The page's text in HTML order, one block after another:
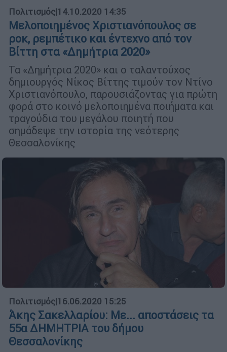
Πολιτισμός|14.10.2020 14:35
Μελοποιημένος Χριστιανόπουλος σε
ροκ, ρεμπέτικο και έντεχνο από τον
Βίττη στα «Δημήτρια 2020»
Τα «Δημήτρια 2020» και o ταλαντούχος
δημιουργός Νίκος Βίττης τιμούν τον Ντίνο
Χριστιανόπουλο, παρουσιάζοντας για πρώτη
φορά στο κοινό μελοποιημένα ποιήματα και
τραγούδια του μεγάλου ποιητή που
σημάδεψε την ιστορία της νεότερης
Θεσσαλονίκης
Πολιτισμός|16.06.2020 15:25
Άκης Σακελλαρίου: Με... αποστάσεις τα
55α ΔΗΜΗΤΡΙΑ του δήμου
Θεσσαλονίκης